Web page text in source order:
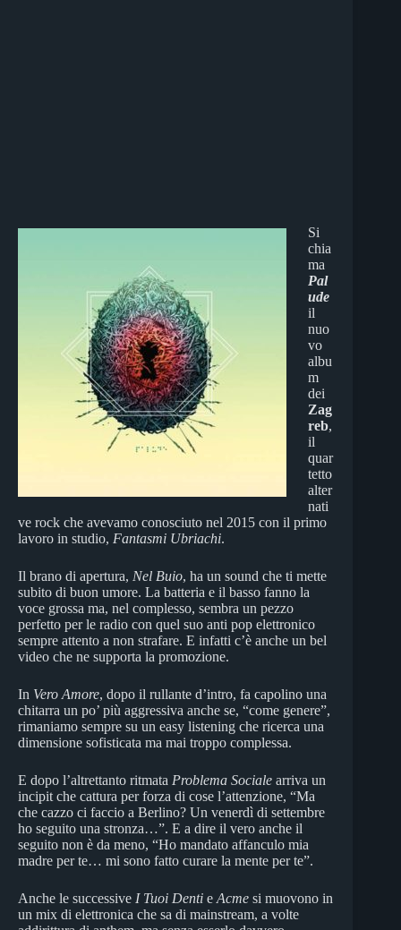
Si
chia
ma
Pal
ude
il
nuo
vo
albu
m
dei
Zag
reb,
il
quar
tetto
alter
nati
ve rock che avevamo conosciuto nel 2015 con il primo
lavoro in studio, Fantasmi Ubriachi.
Il brano di apertura, Nel Buio, ha un sound che ti mette
subito di buon umore. La batteria e il basso fanno la
voce grossa ma, nel complesso, sembra un pezzo
perfetto per le radio con quel suo anti pop elettronico
sempre attento a non strafare. E infatti c’è anche un bel
video che ne supporta la promozione.
In Vero Amore, dopo il rullante d’intro, fa capolino una
chitarra un po’ più aggressiva anche se, “come genere”,
rimaniamo sempre su un easy listening che ricerca una
dimensione sofisticata ma mai troppo complessa.
E dopo l’altrettanto ritmata Problema Sociale arriva un
incipit che cattura per forza di cose l’attenzione, “Ma
che cazzo ci faccio a Berlino? Un venerdì di settembre
ho seguito una stronza…”. E a dire il vero anche il
seguito non è da meno, “Ho mandato affanculo mia
madre per te… mi sono fatto curare la mente per te”.
Anche le successive I Tuoi Denti e Acme si muovono in
un mix di elettronica che sa di mainstream, a volte